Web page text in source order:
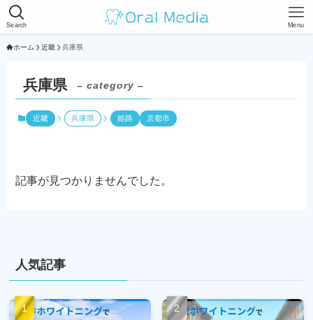
Search Menu
ホーム 近畿 兵庫県
兵庫県 – category –
近畿 兵庫県 姫路 京都市
記事が見つかりませんでした。
人気記事